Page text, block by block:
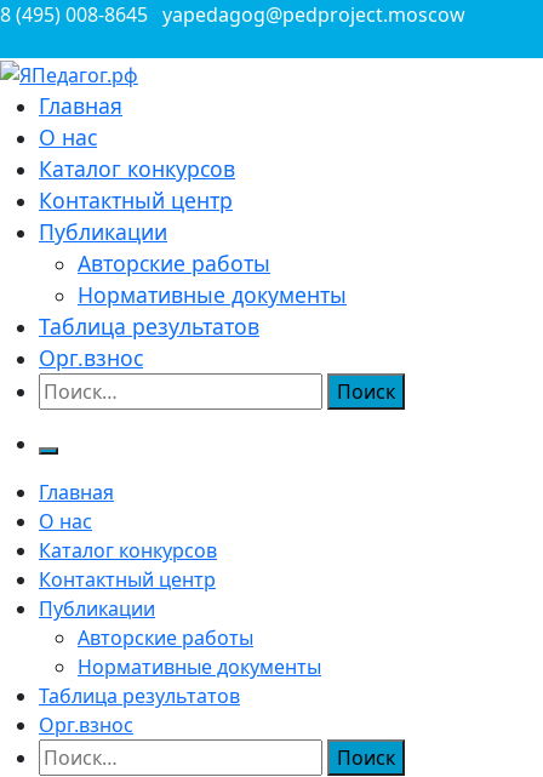
Перейти
содержимому
8 (495) 008-8645 yapedagog@pedproject.moscow
ЯПедагог.рф
Всероссийские конкурсы для педагогов
Главная
О нас
Каталог конкурсов
Контактный центр
Публикации
Авторские работы
Нормативные документы
Таблица результатов
Орг.взнос
Найти:
Главная
О нас
Каталог конкурсов
Контактный центр
Публикации
Авторские работы
Нормативные документы
Таблица результатов
Орг.взнос
Найти: